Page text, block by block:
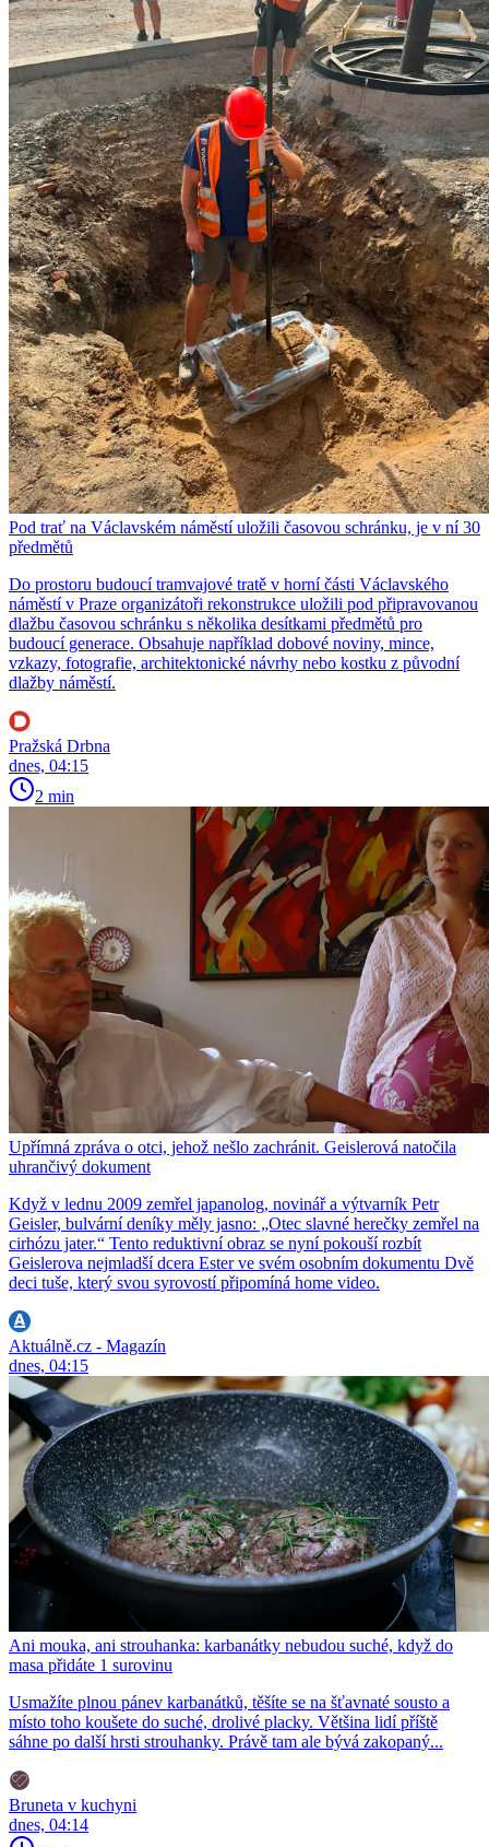
Pod trať na Václavském náměstí uložili časovou schránku, je v ní 30
předmětů
Do prostoru budoucí tramvajové tratě v horní části Václavského
náměstí v Praze organizátoři rekonstrukce uložili pod připravovanou
dlažbu časovou schránku s několika desítkami předmětů pro
budoucí generace. Obsahuje například dobové noviny, mince,
vzkazy, fotografie, architektonické návrhy nebo kostku z původní
dlažby náměstí.
Pražská Drbna
dnes, 04:15
2 min
Upřímná zpráva o otci, jehož nešlo zachránit. Geislerová natočila
uhrančivý dokument
Když v lednu 2009 zemřel japanolog, novinář a výtvarník Petr
Geisler, bulvární deníky měly jasno: „Otec slavné herečky zemřel na
cirhózu jater.“ Tento reduktivní obraz se nyní pokouší rozbít
Geislerova nejmladší dcera Ester ve svém osobním dokumentu Dvě
deci tuše, který svou syrovostí připomíná home video.
Aktuálně.cz - Magazín
dnes, 04:15
Ani mouka, ani strouhanka: karbanátky nebudou suché, když do
masa přidáte 1 surovinu
Usmažíte plnou pánev karbanátků, těšíte se na šťavnaté sousto a
místo toho koušete do suché, drolivé placky. Většina lidí příště
sáhne po další hrsti strouhanky. Právě tam ale bývá zakopaný...
Bruneta v kuchyni
dnes, 04:14